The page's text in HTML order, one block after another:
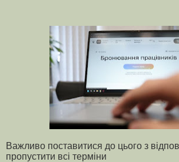
Важливо поставитися до цього з
пропустити всі терміни